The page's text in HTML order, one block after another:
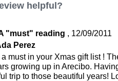
helpful?
"must" reading , 12/09/2011
Perez
must in your Xmas gift list !
growing up in Arecibo.
trip to those beautiful years!